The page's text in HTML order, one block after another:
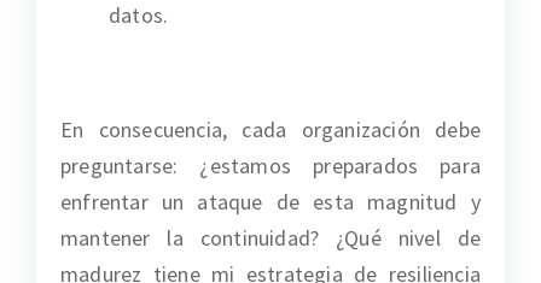
datos.
En consecuencia, cada organización debe
preguntarse: ¿estamos preparados para
enfrentar un ataque de esta magnitud y
mantener la continuidad? ¿Qué nivel de
madurez tiene mi estrategia de resiliencia